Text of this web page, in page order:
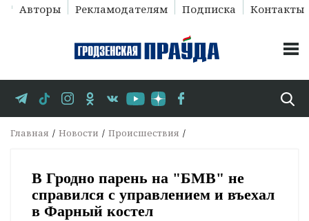
Авторы Рекламодателям Подписка Контакты
Главная Новости Происшествия
В Гродно парень на "БМВ" не
справился с управлением и въехал
в Фарный костел